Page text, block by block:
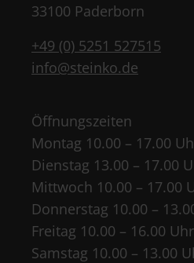
33100 Paderborn
+49 (0) 5251 527515
info@steinko.de
Öffnungszeiten
Montag 10.00 – 17.00
Dienstag 13.00 – 17.00
Mittwoch 10.00 – 17.00
Donnerstag 10.00 –
Freitag 10.00 – 16.00 Uhr
Samstag 10.00 – 13.00